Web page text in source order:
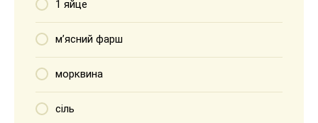
1 яйце
м’ясний фарш
морквина
сіль